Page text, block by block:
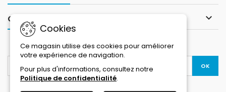
CONTACT 
Cookies
Ce magasin utilise des cookies pour améliorer
votre expérience de navigation.
Pour plus d'informations, consultez notre
Politique de confidentialité.
LETTRE D'INFORMATIONS